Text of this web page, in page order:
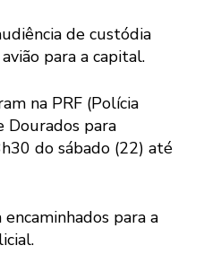
de custódia
para a capital.
na PRF (Polícia
Dourados para
do sábado (22) até
para a